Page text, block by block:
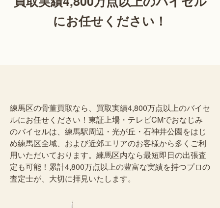
にお任せください！
練馬区の骨董買取なら、買取実績4,800万点以上のバイセ
ルにお任せください！東証上場・テレビCMでおなじみ
のバイセルは、練馬駅周辺・光が丘・石神井公園をはじ
め練馬区全域、および近郊エリアのお客様から多くご利
用いただいております。練馬区内なら最短即日の出張査
定も可能！累計4,800万点以上の豊富な実績を持つプロの
査定士が、大切に拝見いたします。